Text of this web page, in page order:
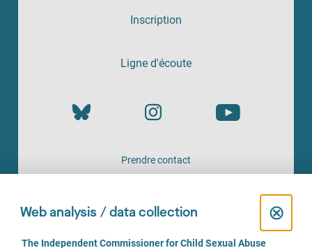
Inscription
Ligne d'écoute
Prendre contact
UN SERVICE PROPOSÉ PAR
Web analysis / data collection ⊗
C
l
C
The Independent Commissioner for Child Sexual Abuse